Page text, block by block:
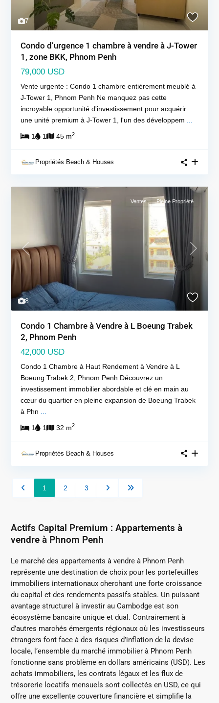
7
Condo d’urgence 1 chambre à vendre à J-Tower
1, zone BKK, Phnom Penh
79,000 USD
Vente urgente : Condo 1 chambre entièrement meublé à
J-Tower 1, Phnom Penh Ne manquez pas cette
incroyable opportunité d'investissement pour acquérir
une unité premium à J-Tower 1, l'un des développem
1 1 45 m2
Propriétés Beach & Houses
8
Previous Next
Ventes Pleine Propriété
Condo 1 Chambre à Vendre à L Boeung Trabek
2, Phnom Penh
42,000 USD
Condo 1 Chambre à Haut Rendement à Vendre à L
Boeung Trabek 2, Phnom Penh Découvrez un
investissement immobilier abordable et clé en main au
cœur du quartier en pleine expansion de Boeung Trabek
à Phn
1 1 32 m2
Propriétés Beach & Houses
1 2 3
Actifs Capital Premium : Appartements à
vendre à Phnom Penh
Le marché des appartements à vendre à Phnom Penh
représente une destination de choix pour les portefeuilles
immobiliers internationaux cherchant une forte croissance
du capital et des rendements passifs stables. Un puissant
avantage structurel à investir au Cambodge est son
écosystème bancaire unique et dual. Contrairement à
d’autres marchés émergents régionaux où les investisseurs
étrangers font face à des risques d’inflation de la devise
locale, l’ensemble du marché immobilier à Phnom Penh
fonctionne sans problème en dollars américains (USD). Les
achats immobiliers, les contrats légaux et les flux de
trésorerie locatifs mensuels sont collectés en USD, ce qui
offre une excellente couverture financière et simplifie la